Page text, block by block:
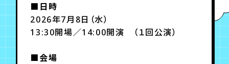
■日時
2026年7月8日（水）
13:30開場／14:00開演 （１回公演）
■会場